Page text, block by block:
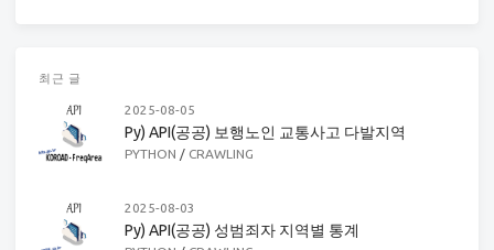
최근 글
2025-08-05
Py) API(공공) 보행노인 교통사고 다발지역
PYTHON / CRAWLING
2025-08-03
Py) API(공공) 성범죄자 지역별 통계